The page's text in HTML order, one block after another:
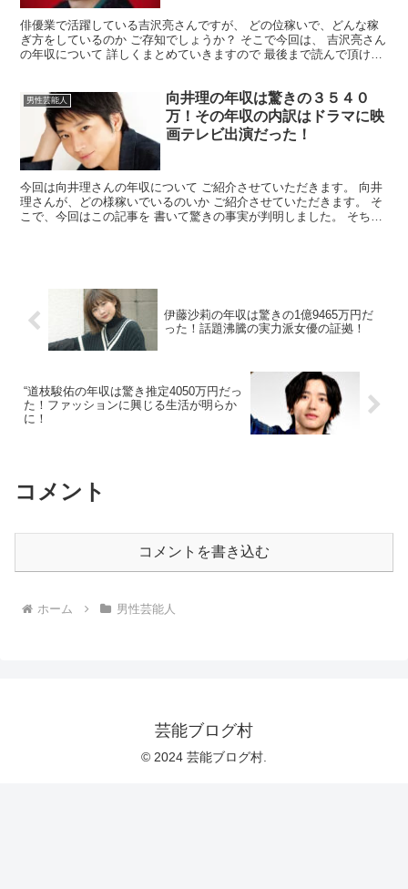
俳優業で活躍している吉沢亮さんですが、 どの位稼いで、どんな稼
ぎ方をしているのか ご存知でしょうか？ そこで今回は、 吉沢亮さん
の年収について 詳しくまとめていきますので 最後まで読んで頂けれ
男性芸能人
向井理の年収は驚きの３５４０
万！その年収の内訳はドラマに映
画テレビ出演だった！
今回は向井理さんの年収について ご紹介させていただきます。 向井
理さんが、どの様稼いでいるのいか ご紹介させていただきます。 そ
こで、今回はこの記事を 書いて驚きの事実が判明しました。 そちら
伊藤沙莉の年収は驚きの1億9465万円だ
った！話題沸騰の実力派女優の証拠！
“道枝駿佑の年収は驚き推定4050万円だっ
た！ファッションに興じる生活が明らか
に！
コメント
コメントを書き込む
ホーム 男性芸能人
芸能ブログ村
© 2024 芸能ブログ村.